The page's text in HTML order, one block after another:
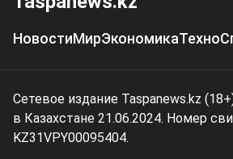
НовостиМирЭкономикаТехно
Сетевое издание Taspanews.kz
в Казахстане 21.06.2024. Номер
KZ31VPY00095404.